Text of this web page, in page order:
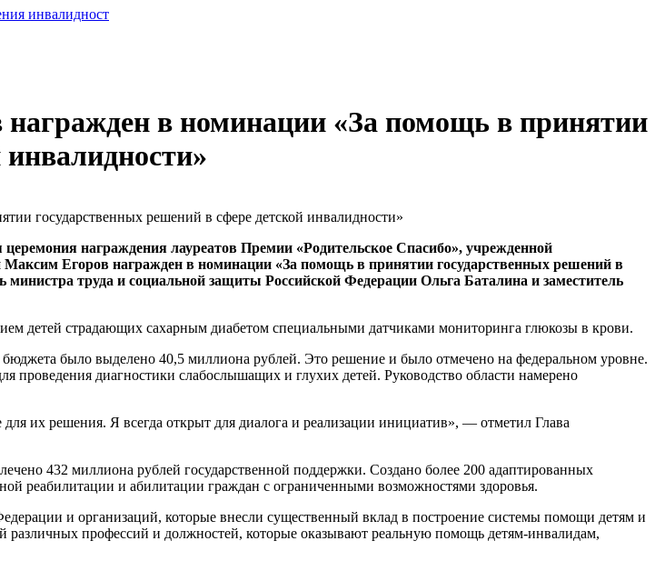
инвалидност
в номинации «За помощь в принятии
награждения лауреатов Премии «Родительское Спасибо», учрежденной
Максим Егоров награжден в номинации «За помощь в принятии государственных решений в
труда и социальной защиты Российской Федерации Ольга Баталина и заместитель
детей страдающих сахарным диабетом специальными датчиками мониторинга глюкозы в крови.
было выделено 40,5 миллиона рублей. Это решение и было отмечено на федеральном уровне.
проведения диагностики слабослышащих и глухих детей. Руководство области намерено
их решения. Я всегда открыт для диалога и реализации инициатив», — отметил Глава
432 миллиона рублей государственной поддержки. Создано более 200 адаптированных
реабилитации и абилитации граждан с ограниченными возможностями здоровья.
и организаций, которые внесли существенный вклад в построение системы помощи детям и
профессий и должностей, которые оказывают реальную помощь детям-инвалидам,